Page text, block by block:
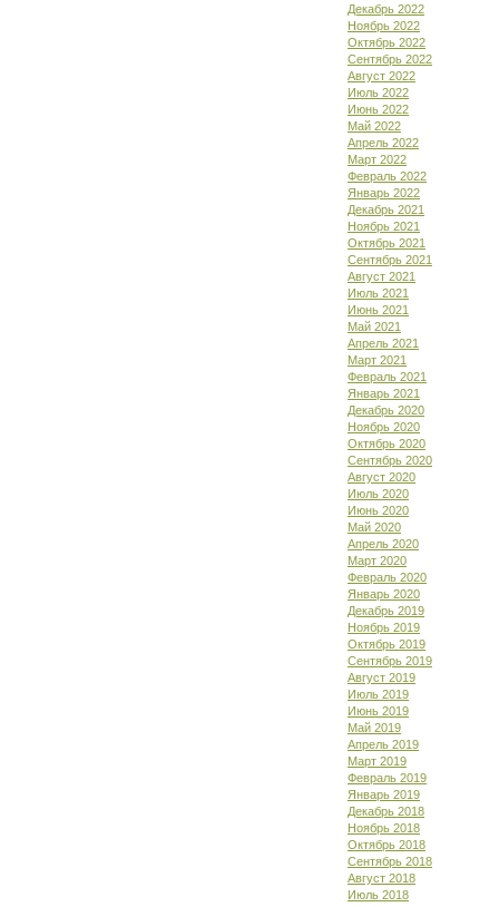
Декабрь 2022
Ноябрь 2022
Октябрь 2022
Сентябрь 2022
Август 2022
Июль 2022
Июнь 2022
Май 2022
Апрель 2022
Март 2022
Февраль 2022
Январь 2022
Декабрь 2021
Ноябрь 2021
Октябрь 2021
Сентябрь 2021
Август 2021
Июль 2021
Июнь 2021
Май 2021
Апрель 2021
Март 2021
Февраль 2021
Январь 2021
Декабрь 2020
Ноябрь 2020
Октябрь 2020
Сентябрь 2020
Август 2020
Июль 2020
Июнь 2020
Май 2020
Апрель 2020
Март 2020
Февраль 2020
Январь 2020
Декабрь 2019
Ноябрь 2019
Октябрь 2019
Сентябрь 2019
Август 2019
Июль 2019
Июнь 2019
Май 2019
Апрель 2019
Март 2019
Февраль 2019
Январь 2019
Декабрь 2018
Ноябрь 2018
Октябрь 2018
Сентябрь 2018
Август 2018
Июль 2018